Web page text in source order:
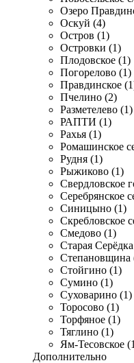
Озеро
Оскуй (4)
Остров (1)
Островки (1)
Плодовское (1)
Погорелово (1)
Правдинское
Пчелино (2)
Разметелево (1)
РАПТИ (1)
Рахья (1)
Ромашинское
Рудня (1)
Рыжиково (1)
Свердловское
Серебрянское
Синицыно (1)
Скребловское
Смедово (1)
Старая
Степановщина
Стойгино (1)
Сумино (1)
Суховарино (1)
Торосово (1)
Торфяное (1)
Тяглино (1)
Ям-Тесовское
Дополнительно